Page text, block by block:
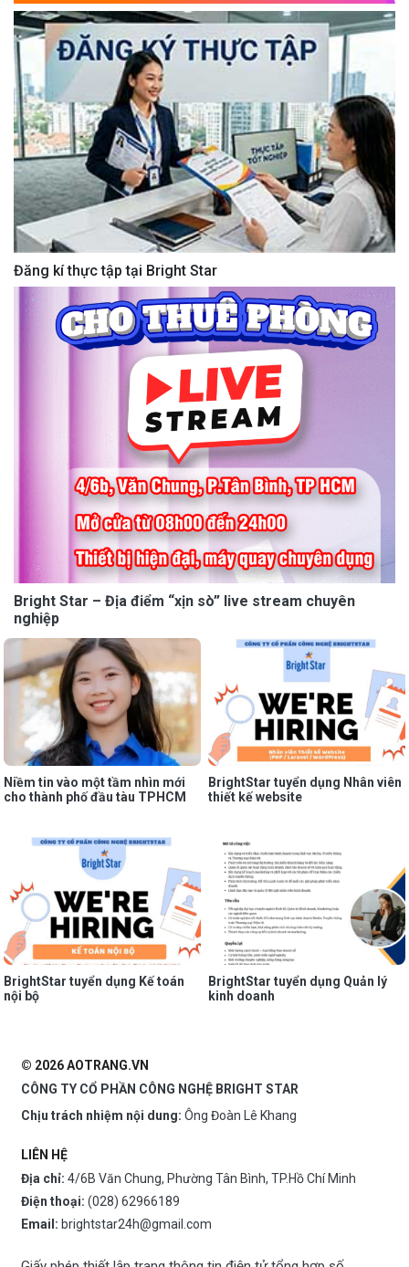
Đăng kí thực tập tại Bright Star
Bright Star – Địa điểm “xịn sò” live stream chuyên
nghiệp
Niềm tin vào một tầm nhìn mới
cho thành phố đầu tàu TPHCM
BrightStar tuyển dụng Nhân viên
thiết kế website
BrightStar tuyển dụng Kế toán
nội bộ
BrightStar tuyển dụng Quản lý
kinh doanh
© 2026 AOTRANG.VN
CÔNG TY CỔ PHẦN CÔNG NGHỆ BRIGHT STAR
Chịu trách nhiệm nội dung: Ông Đoàn Lê Khang
LIÊN HỆ
Địa chỉ: 4/6B Văn Chung, Phường Tân Bình, TP.Hồ Chí Minh
Điện thoại: (028) 62966189
Email: brightstar24h@gmail.com